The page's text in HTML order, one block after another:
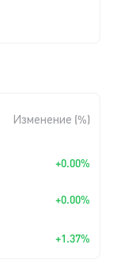
Изменение (%)
+0.00%
+0.00%
+1.37%